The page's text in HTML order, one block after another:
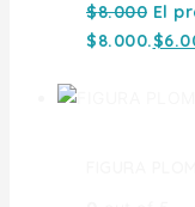
$8.000 El
$8.000.$